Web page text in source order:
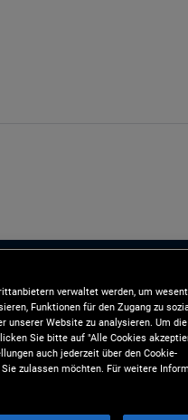
verwaltet werden, um
Funktionen für den Zugang zu
unserer Website zu analysieren. Um
Sie bitte auf "Alle Cookies
auch jederzeit über den Cookie-
zulassen möchten. Für weitere